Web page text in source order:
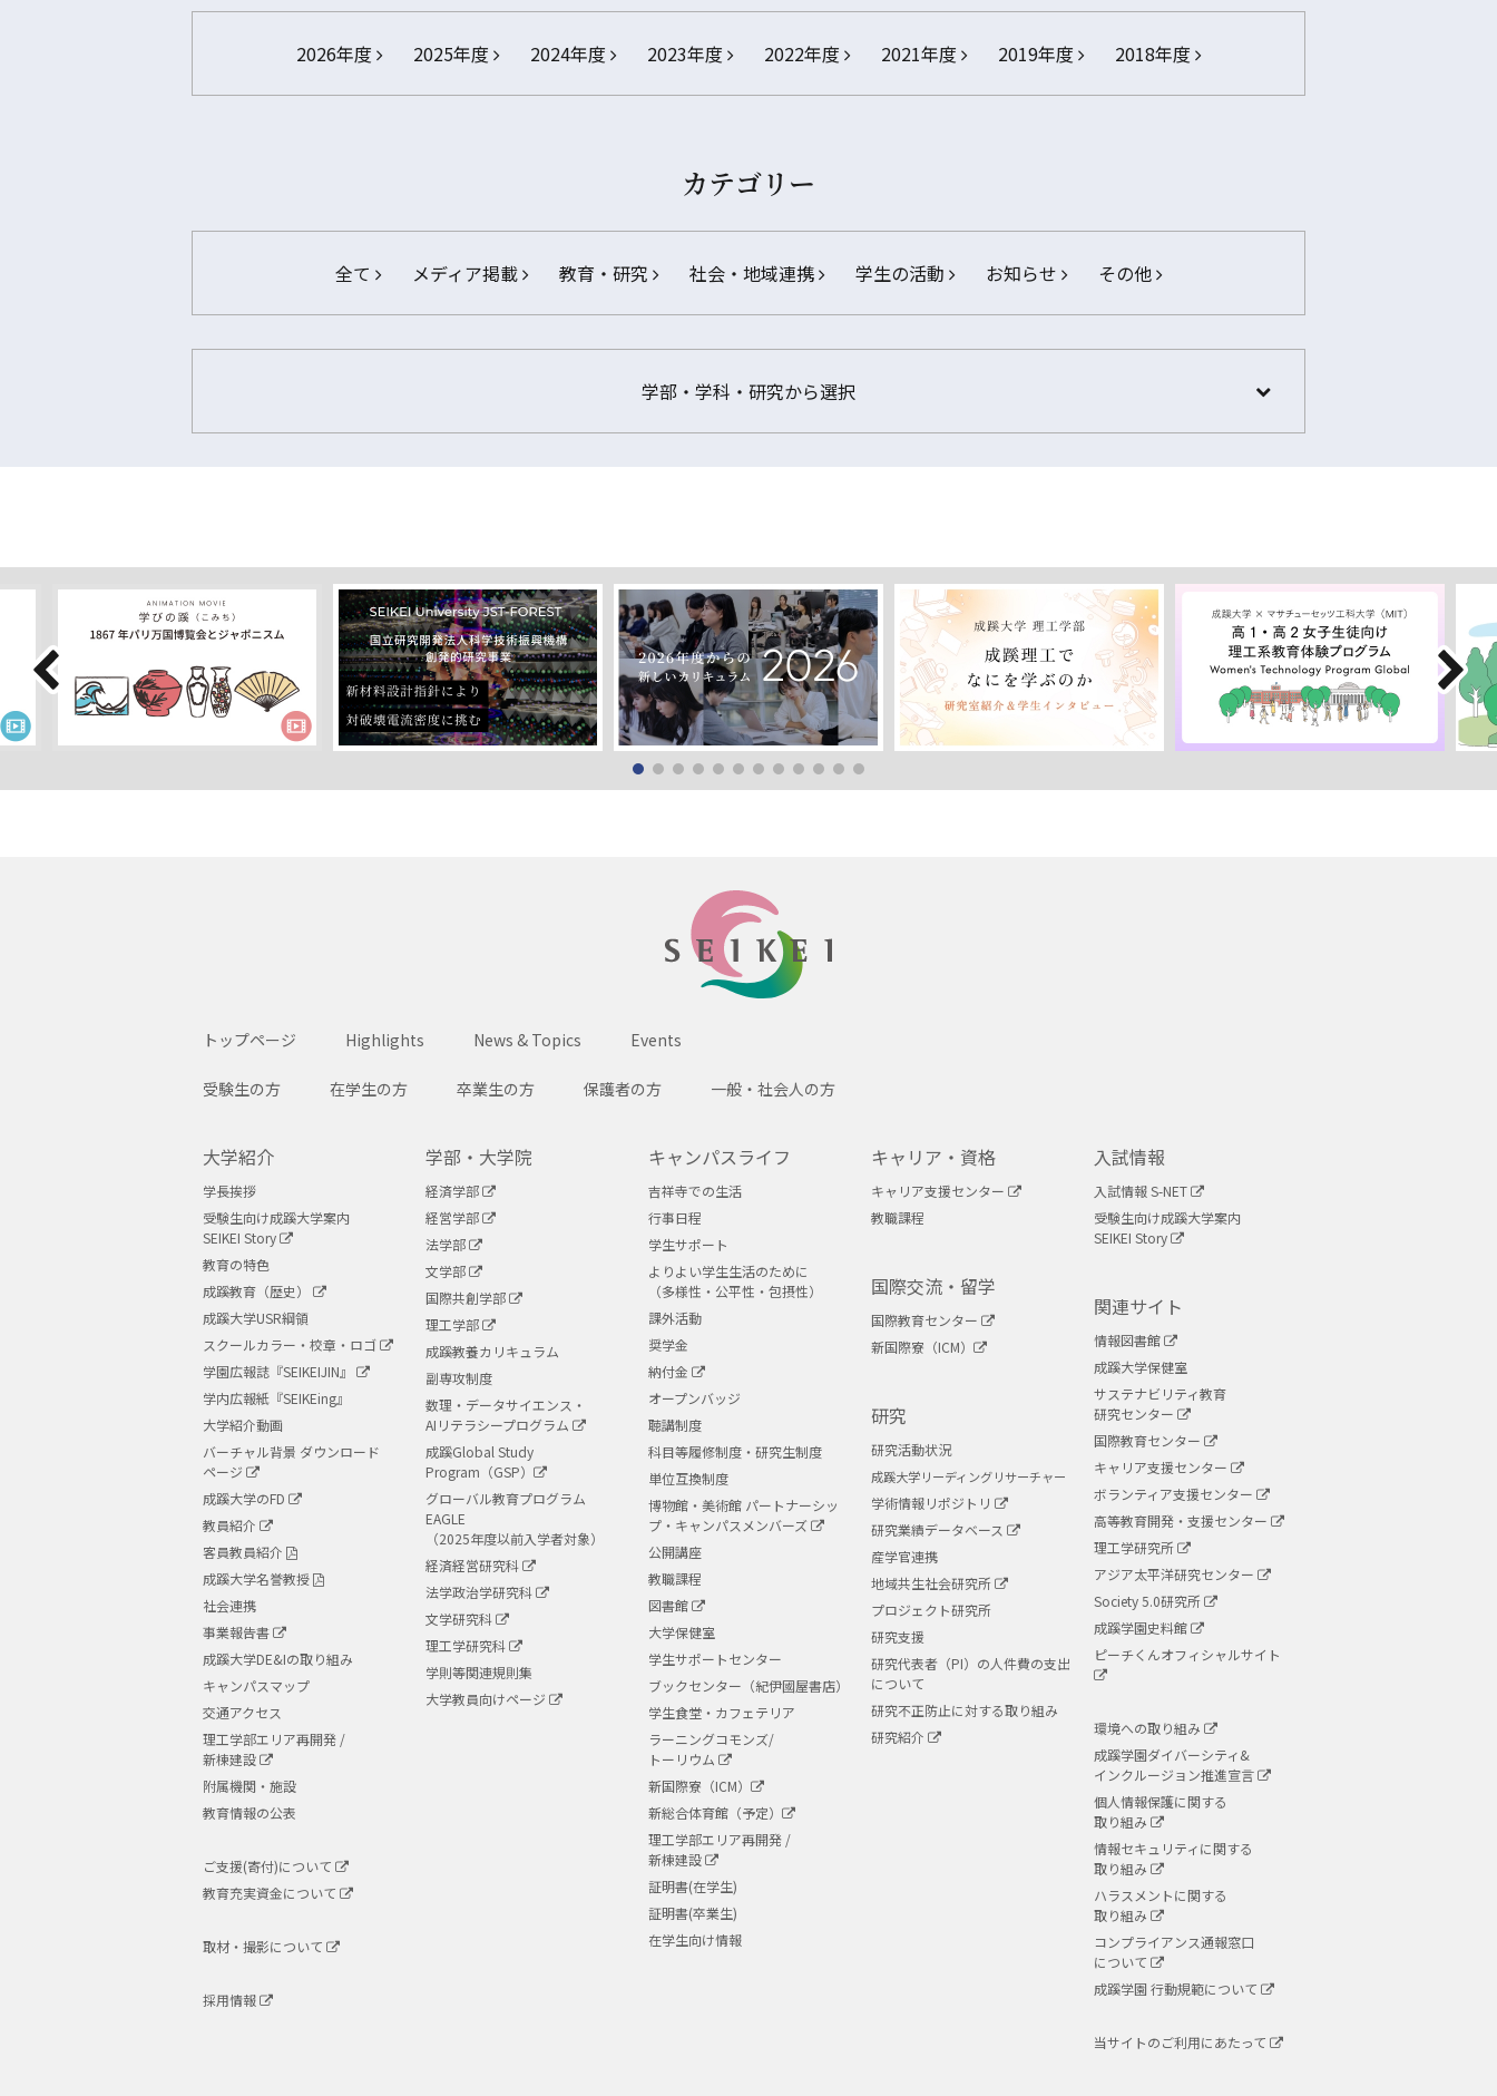
2026年度 2025年度 2024年度 2023年度 2022年度 2021年度 2019年度 2018年度
カテゴリー
全て メディア掲載 教育・研究 社会・地域連携 学生の活動 お知らせ その他
学部・学科・研究から選択
トップページ Highlights News & Topics Events
受験生の方 在学生の方 卒業生の方 保護者の方 一般・社会人の方
大学紹介
学長挨拶
受験生向け成蹊大学案内
SEIKEI Story
教育の特色
成蹊教育（歴史）
成蹊大学USR綱領
スクールカラー・校章・ロゴ
学園広報誌『SEIKEIJIN』
学内広報紙『SEIKEing』
大学紹介動画
バーチャル背景 ダウンロード
ページ
成蹊大学のFD
教員紹介
客員教員紹介
成蹊大学名誉教授
社会連携
事業報告書
成蹊大学DE&Iの取り組み
キャンパスマップ
交通アクセス
理工学部エリア再開発 /
新棟建設
附属機関・施設
教育情報の公表
ご支援(寄付)について
教育充実資金について
取材・撮影について
採用情報
学部・大学院
経済学部
経営学部
法学部
文学部
国際共創学部
理工学部
成蹊教養カリキュラム
副専攻制度
数理・データサイエンス・
AIリテラシープログラム
成蹊Global Study
Program（GSP）
グローバル教育プログラム
EAGLE
（2025年度以前入学者対象）
経済経営研究科
法学政治学研究科
文学研究科
理工学研究科
学則等関連規則集
大学教員向けページ
キャンパスライフ
吉祥寺での生活
行事日程
学生サポート
よりよい学生生活のために
（多様性・公平性・包摂性）
課外活動
奨学金
納付金
オープンバッジ
聴講制度
科目等履修制度・研究生制度
単位互換制度
博物館・美術館 パートナーシッ
プ・キャンパスメンバーズ
公開講座
教職課程
図書館
大学保健室
学生サポートセンター
ブックセンター（紀伊國屋書店）
学生食堂・カフェテリア
ラーニングコモンズ/
トーリウム
新国際寮（ICM）
新総合体育館（予定）
理工学部エリア再開発 /
新棟建設
証明書(在学生)
証明書(卒業生)
在学生向け情報
キャリア・資格
キャリア支援センター
教職課程
国際交流・留学
国際教育センター
新国際寮（ICM）
研究
研究活動状況
成蹊大学リーディングリサーチャー
学術情報リポジトリ
研究業績データベース
産学官連携
地域共生社会研究所
プロジェクト研究所
研究支援
研究代表者（PI）の人件費の支出
について
研究不正防止に対する取り組み
研究紹介
入試情報
入試情報 S-NET
受験生向け成蹊大学案内
SEIKEI Story
関連サイト
情報図書館
成蹊大学保健室
サステナビリティ教育
研究センター
国際教育センター
キャリア支援センター
ボランティア支援センター
高等教育開発・支援センター
理工学研究所
アジア太平洋研究センター
Society 5.0研究所
成蹊学園史料館
ピーチくんオフィシャルサイト
環境への取り組み
成蹊学園ダイバーシティ&
インクルージョン推進宣言
個人情報保護に関する
取り組み
情報セキュリティに関する
取り組み
ハラスメントに関する
取り組み
コンプライアンス通報窓口
について
成蹊学園 行動規範について
当サイトのご利用にあたって